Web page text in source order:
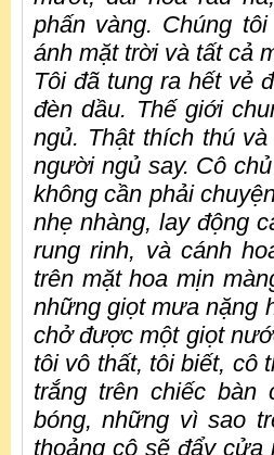
phấn vàng. Chúng
ánh mặt trời và tất cả
Tôi đã tung ra hết vẻ
đèn dầu. Thế giới
ngủ. Thật thích thú
người ngủ say. Cô
không cần phải
nhẹ nhàng, lay động
rung rinh, và cánh
trên mặt hoa mịn
những giọt mưa nặng
chở được một giọt
tôi vô thất, tôi biết, cô
trắng trên chiếc bàn
bóng, những vì sao
thoảng cô sẽ đẩy